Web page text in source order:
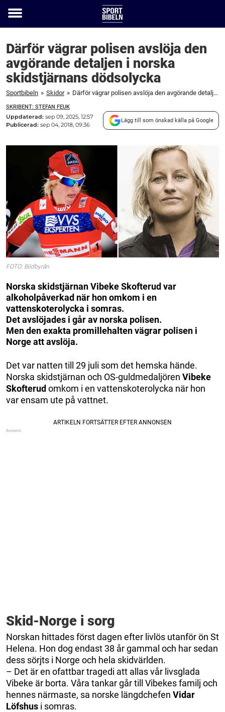
Toggle
Därför vägrar polisen avslöja den
avgörande detaljen i norska
skidstjärnans dödsolycka
Sportbibeln » Skidor » Därför vägrar polisen avslöja den avgörande detaljen i norska skidstjärnans dödsolycka
SKRIBENT: STEFAN FEUK
Uppdaterad: sep 09, 2025, 12:57
Publicerad: sep 04, 2018, 09:36
Lägg till som önskad källa på Google
FOTO: Bildbyrån
Norska skidstjärnan Vibeke Skofterud var
alkoholpåverkad när hon omkom i en
vattenskoterolycka i somras.
Det avslöjades i går av norska polisen.
Men den exakta promillehalten vägrar polisen i
Norge att avslöja.
Det var natten till 29 juli som det hemska hände.
Norska skidstjärnan och OS-guldmedaljören Vibeke
Skofterud omkom i en vattenskoterolycka när hon
var ensam ute på vattnet.
Skid-Norge i sorg
Norskan hittades först dagen efter livlös utanför ön St
Helena. Hon dog endast 38 år gammal och har sedan
dess sörjts i Norge och hela skidvärlden.
– Det är en ofattbar tragedi att allas vår livsglada
Vibeke är borta. Våra tankar går till Vibekes familj och
hennes närmaste, sa norske längdchefen Vidar
Löfshus i somras.